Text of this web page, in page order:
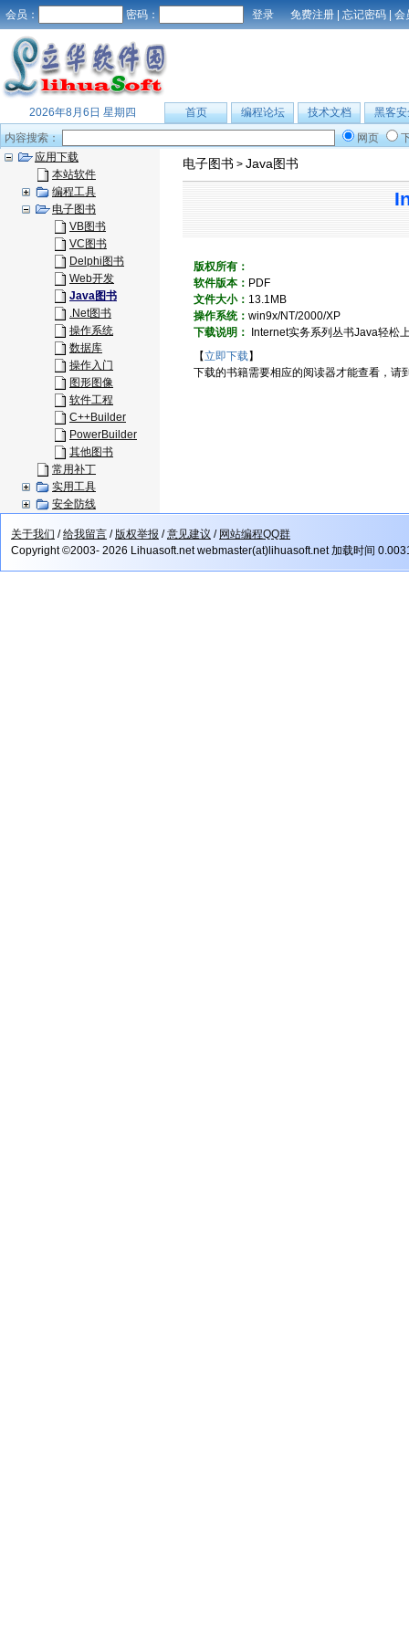
会员： 密码： 免费注册 | 忘记密码 | 会
2026年8月6日 星期四 首页 编程论坛 技术文档
黑客安
内容搜索：
网页
应用下载
本站软件
编程工具
电子图书
VB图书
VC图书
Delphi图书
Web开发
Java图书
.Net图书
操作系统
数据库
操作入门
图形图像
软件工程
C++Builder
PowerBuilder
其他图书
常用补丁
实用工具
安全防线
电子图书 > Java图书
版权所有：
软件版本： PDF
文件大小： 13.1MB
操作系统： win9x/NT/2000/XP
下载说明：
Internet实务系列丛书Java轻松
【立即下载】
下载的书籍需要相应的阅读器才能查看，
关于我们 /给我留言 /版权举报 /意见建议 / 网站编程QQ群
Copyright ©2003- 2026 Lihuasoft.net webmaster(at)lihuasoft.net 加载时间